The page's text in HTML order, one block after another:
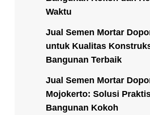
Waktu
Jual Semen Mortar
untuk Kualitas
Bangunan Terbaik
Jual Semen Mortar
Mojokerto: Solusi
Bangunan Kokoh